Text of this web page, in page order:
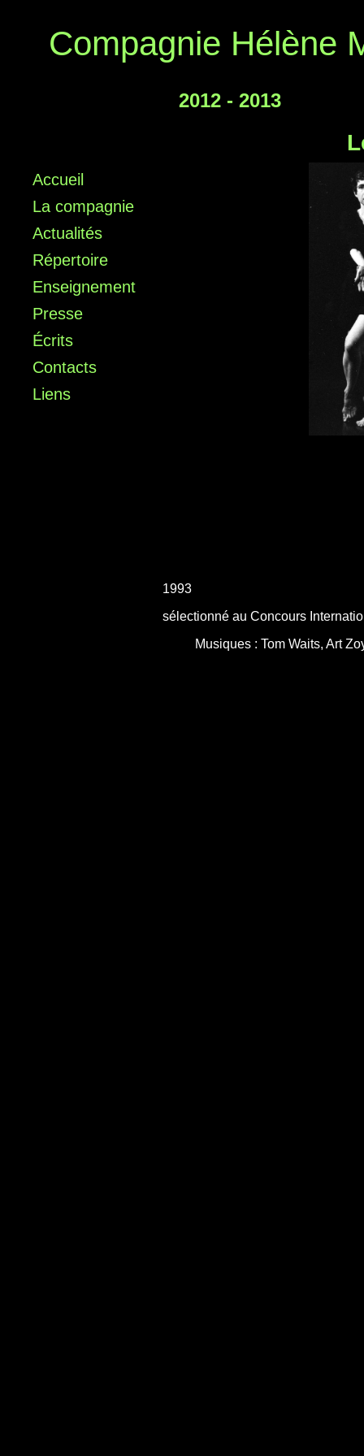
Compagnie Hélène
Accueil
La compagnie
Actualités
Répertoire
Enseignement
Presse
Écrits
Contacts
Liens
2012 - 2013
1993
sélectionné au Concours
Musiques : Tom Waits, Art